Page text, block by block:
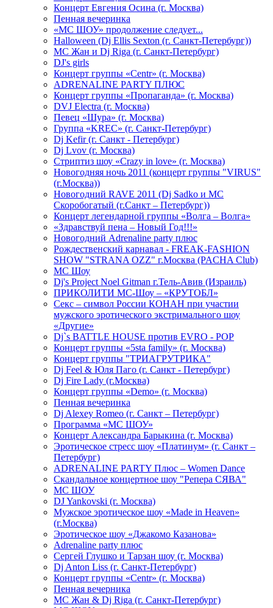
Концерт Евгения Осина (г. Москва)
Пенная вечеринка
«МС ШОУ» продолжение следует...
Halloween (Dj Ellis Sexton (г. Санкт-Петербург))
МС Жан и Dj Riga (г. Санкт-Петербург)
DJ's girls
Концерт группы «Centr» (г. Москва)
ADRENALINE PARTY ПЛЮС
Концерт группы «Пропаганда» (г. Москва)
DVJ Electra (г. Москва)
Певец «Шура» (г. Москва)
Группа «KREC» (г. Санкт-Петербург)
Dj Kefir (г. Санкт - Петербург)
Dj Lvov (г. Москва)
Стриптиз шоу «Crazy in love» (г. Москва)
Новогодняя ночь 2011 (концерт группы "VIRUS"
(г.Москва))
Новогодний RAVE 2011 (Dj Sadko и MC
Скоробогатый (г.Санкт – Петербург))
Концерт легендарной группы «Волга – Волга»
«Здравствуй пена – Новый Год!!!»
Новогодний Adrenaline party плюс
Рождественский карнавал - FREAK-FASHION
SHOW "STRANA OZZ" г.Москва (PACHA Club)
MC Шоу
Dj's Project Noel Gitman г.Тель-Авив (Израиль)
ПРИКОЛИТИ МС-Шоу – «КРУТОБЛ»
Секс – символ России КОНАН при участии
мужского эротического экстримального шоу
«Другие»
Dj`s BATTLE HOUSE против EVRO - POP
Концерт группы «5sta family» (г. Москва)
Концерт группы "ТРИАГРУТРИКА"
Dj Feel & Юля Паго (г. Санкт - Петербург)
Dj Fire Lady (г.Москва)
Концерт группы «Demo» (г. Москва)
Пенная вечеринка
Dj Alexey Romeo (г. Санкт – Петербург)
Программа «МС ШОУ»
Концерт Александра Барыкина (г. Москва)
Эротическое стресс шоу «Платинум» (г. Санкт –
Петербург)
ADRENALINE PARTY Плюс – Women Dance
Скандальное концертное шоу "Репера СЯВА"
МС ШОУ
DJ Yankovski (г. Москва)
Мужское эротическое шоу «Made in Heaven»
(г.Москва)
Эротическое шоу «Джакомо Казанова»
Adrenaline party плюс
Сергей Глушко и Тарзан шоу (г. Москва)
Dj Anton Liss (г. Санкт-Петербург)
Концерт группы «Centr» (г. Москва)
Пенная вечерника
МС Жан & Dj Riga (г. Санкт-Петербург)